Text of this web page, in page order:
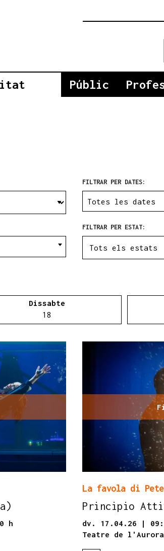
Públic
FILTRAR PER DATES:
FILTRAR PER ESTAT:
Dissabte
18
h
La favola di
Principio
dv. 17.04.26 |
Teatre de l'Aurora